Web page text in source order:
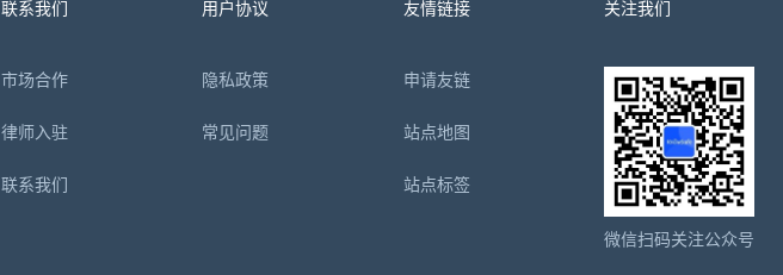
联系我们
市场合作
律师入驻
联系我们
用户协议
隐私政策
常见问题
友情链接
申请友链
站点地图
站点标签
关注我们
微信扫码关注公众号